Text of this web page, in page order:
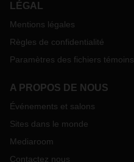
LÉGAL
Mentions légales
Règles de confidentialité
Paramètres des fichiers témoins
A PROPOS DE NOUS
Événements et salons
Sites dans le monde
Mediaroom
Contactez nous